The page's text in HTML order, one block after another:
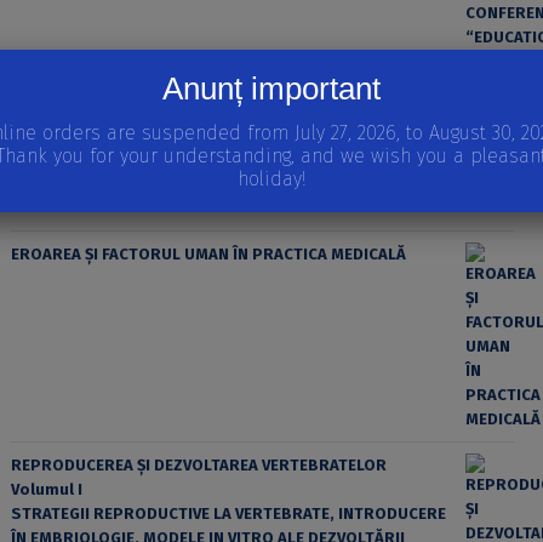
EROAREA ȘI FACTORUL UMAN ÎN PRACTICA MEDICALĂ
REPRODUCEREA ȘI DEZVOLTAREA VERTEBRATELOR
Volumul I
STRATEGII REPRODUCTIVE LA VERTEBRATE, INTRODUCERE
ÎN EMBRIOLOGIE, MODELE IN VITRO ALE DEZVOLTĂRII
Anunț important
orders are suspended from July 27, 2026, to August 30,
you for your understanding, and we wish you a
holiday!